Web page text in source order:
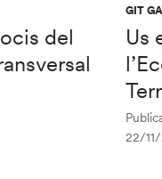
del
GIT
Us
22/